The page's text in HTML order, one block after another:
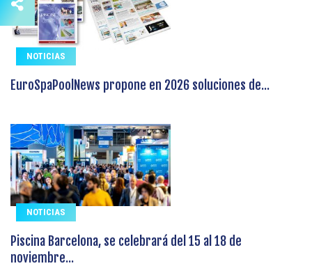
NOTICIAS
EuroSpaPoolNews propone en 2026 soluciones de...
NOTICIAS
Piscina Barcelona, se celebrará del 15 al 18 de
noviembre...